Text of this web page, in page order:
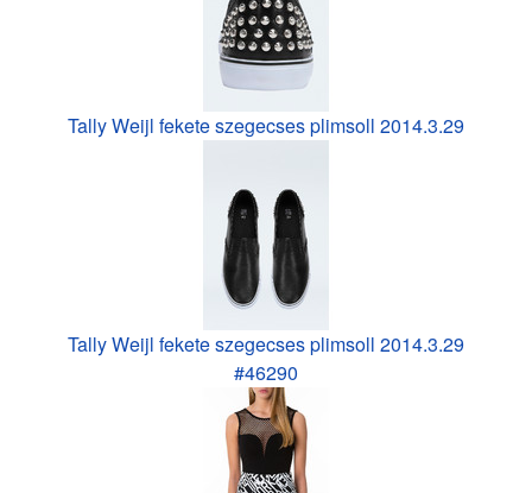
Tally Weijl fekete szegecses plimsoll 2014.3.29
Tally Weijl fekete szegecses plimsoll 2014.3.29
#46290